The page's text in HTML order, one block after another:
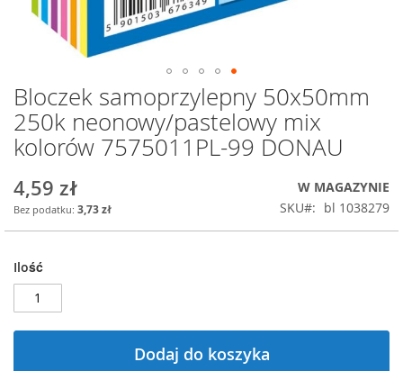
Przejdź
na
początek
galerii
Bloczek samoprzylepny 50x50mm
250k neonowy/pastelowy mix
kolorów 7575011PL-99 DONAU
4,59 zł
3,73 zł
W MAGAZYNIE
SKU
bl 1038279
Ilość
Dodaj do koszyka